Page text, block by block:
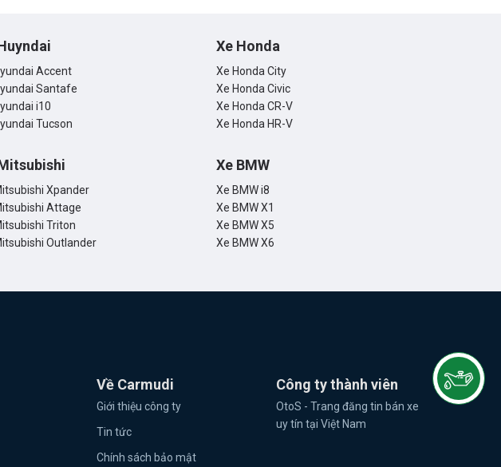
Accent
Santafe
i10
Tucson
Xe Honda
Xe Honda City
Xe Honda Civic
Xe Honda CR-V
Xe Honda HR-V
Xpander
Attage
Triton
Outlander
Xe BMW
Xe BMW i8
Xe BMW X1
Xe BMW X5
Xe BMW X6
Về Carmudi
Giới thiệu công ty
Tin tức
Chính sách bảo mật
Công ty thành viên
OtoS - Trang đăng tin bán xe
uy tín tại Việt Nam